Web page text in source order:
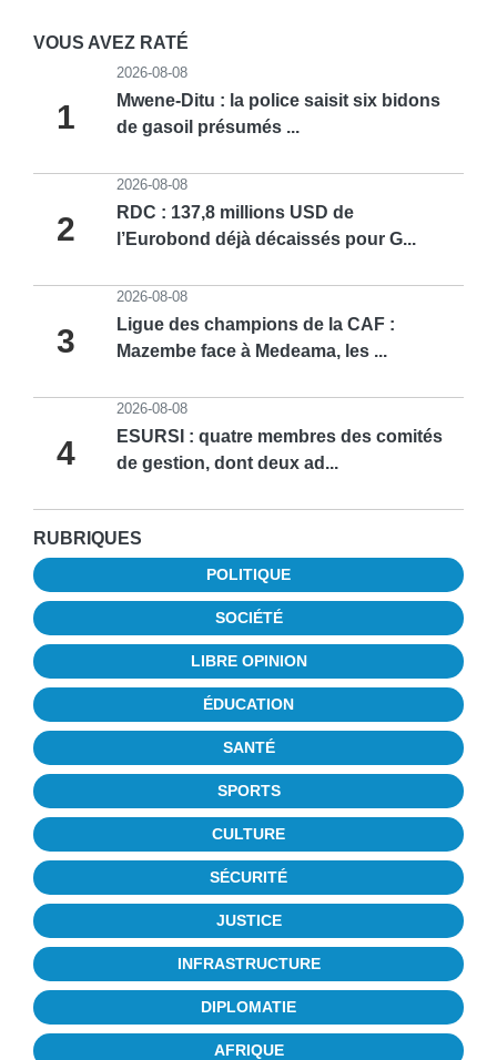
VOUS AVEZ RATÉ
1
2026-08-08
Mwene-Ditu : la police saisit six bidons
de gasoil présumés ...
2
2026-08-08
RDC : 137,8 millions USD de
l’Eurobond déjà décaissés pour G...
3
2026-08-08
Ligue des champions de la CAF :
Mazembe face à Medeama, les ...
4
2026-08-08
ESURSI : quatre membres des comités
de gestion, dont deux ad...
RUBRIQUES
POLITIQUE
SOCIÉTÉ
LIBRE OPINION
ÉDUCATION
SANTÉ
SPORTS
CULTURE
SÉCURITÉ
JUSTICE
INFRASTRUCTURE
DIPLOMATIE
AFRIQUE